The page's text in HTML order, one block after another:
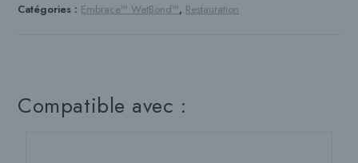
Catégories : Embrace™ WetBond™, Restauration
Compatible avec :